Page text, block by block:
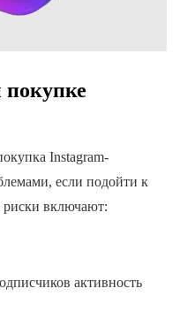
Instagram-
если подойти к
включают:
активность